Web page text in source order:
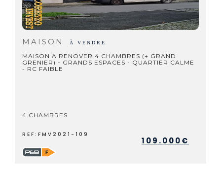
MAISON À VENDRE
MAISON A RENOVER 4 CHAMBRES (+ GRAND
GRENIER) - GRANDS ESPACES - QUARTIER CALME
- RC FAIBLE
4 CHAMBRES
REF:FMV2021-109
109.000€